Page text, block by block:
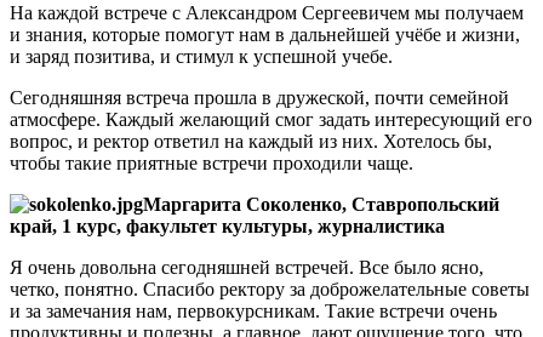
На каждой встрече с Александром Сергеевичем мы получаем
и знания, которые помогут нам в дальнейшей учёбе и жизни,
и заряд позитива, и стимул к успешной учебе.
Сегодняшняя встреча прошла в дружеской, почти семейной
атмосфере. Каждый желающий смог задать интересующий его
вопрос, и ректор ответил на каждый из них. Хотелось бы,
чтобы такие приятные встречи проходили чаще.
Маргарита Соколенко, Ставропольский
край, 1 курс, факультет культуры, журналистика
Я очень довольна сегодняшней встречей. Все было ясно,
четко, понятно. Спасибо ректору за доброжелательные советы
и за замечания нам, первокурсникам. Такие встречи очень
продуктивны и полезны, а главное, дают ощущение того, что